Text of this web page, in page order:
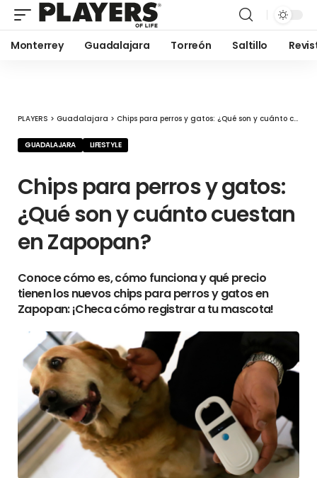
Monterrey Guadalajara Torreón Saltillo
PLAYERS > Guadalajara > Chips para perros y gatos: ¿Qué son y cuánto cuestan en Zapopan?
GUADALAJARA LIFESTYLE
Chips para perros y gatos:
¿Qué son y cuánto cuestan
en Zapopan?
Conoce cómo es, cómo funciona y qué precio
tienen los nuevos chips para perros y gatos en
Zapopan: ¡Checa cómo registrar a tu mascota!